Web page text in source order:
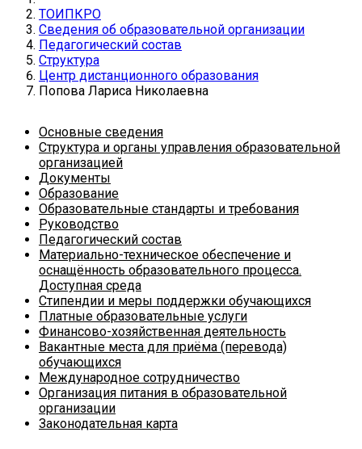
ТОИПКРО
Сведения об образовательной организации
Педагогический состав
Структура
Центр дистанционного образования
Попова Лариса Николаевна
Основные сведения
Структура и органы управления образовательной
организацией
Документы
Образование
Образовательные стандарты и требования
Руководство
Педагогический состав
Материально-техническое обеспечение и
оснащённость образовательного процесса.
Доступная среда
Стипендии и меры поддержки обучающихся
Платные образовательные услуги
Финансово-хозяйственная деятельность
Вакантные места для приёма (перевода)
обучающихся
Международное сотрудничество
Организация питания в образовательной
организации
Законодательная карта